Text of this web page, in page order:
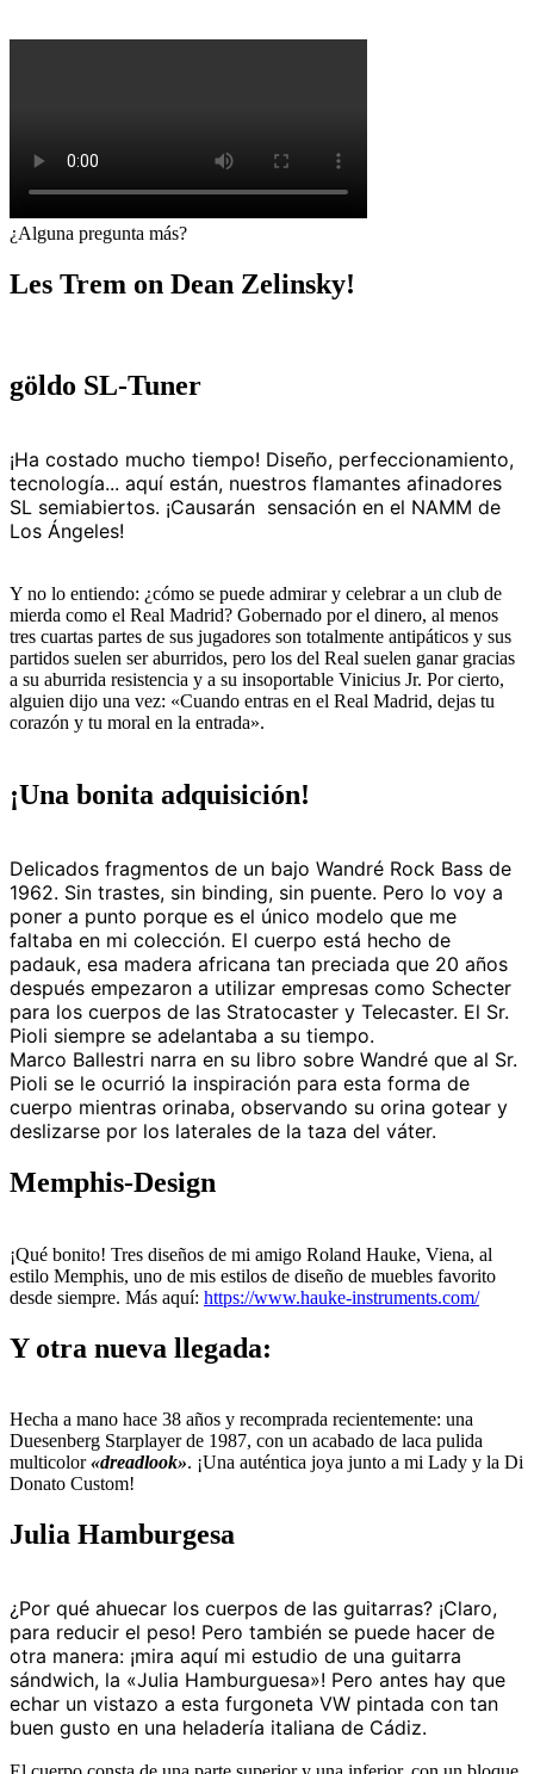
¿Alguna pregunta más?
Les Trem on Dean Zelinsky!
göldo SL-Tuner
¡Ha costado mucho tiempo! Diseño, perfeccionamiento,
tecnología... aquí están, nuestros flamantes afinadores
SL semiabiertos. ¡Causarán sensación en el NAMM de
Los Ángeles!
Y no lo entiendo: ¿cómo se puede admirar y celebrar a un club de
mierda como el Real Madrid? Gobernado por el dinero, al menos
tres cuartas partes de sus jugadores son totalmente antipáticos y sus
partidos suelen ser aburridos, pero los del Real suelen ganar gracias
a su aburrida resistencia y a su insoportable Vinicius Jr. Por cierto,
alguien dijo una vez: «Cuando entras en el Real Madrid, dejas tu
corazón y tu moral en la entrada».
¡Una bonita adquisición!
Delicados fragmentos de un bajo Wandré Rock Bass de
1962. Sin trastes, sin binding, sin puente. Pero lo voy a
poner a punto porque es el único modelo que me
faltaba en mi colección. El cuerpo está hecho de
padauk, esa madera africana tan preciada que 20 años
después empezaron a utilizar empresas como Schecter
para los cuerpos de las Stratocaster y Telecaster. El Sr.
Pioli siempre se adelantaba a su tiempo.
Marco Ballestri narra en su libro sobre Wandré que al Sr.
Pioli se le ocurrió la inspiración para esta forma de
cuerpo mientras orinaba, observando su orina gotear y
deslizarse por los laterales de la taza del váter.
Memphis-Design
¡Qué bonito! Tres diseños de mi amigo Roland Hauke, Viena, al
estilo Memphis, uno de mis estilos de diseño de muebles favorito
desde siempre. Más aquí: https://www.hauke-instruments.com/
Y otra nueva llegada:
Hecha a mano hace 38 años y recomprada recientemente: una
Duesenberg Starplayer de 1987, con un acabado de laca pulida
multicolor«dreadlook». ¡Una auténtica joya junto a mi Lady y la Di
Donato Custom!
Julia Hamburgesa
¿Por qué ahuecar los cuerpos de las guitarras? ¡Claro,
para reducir el peso! Pero también se puede hacer de
otra manera: ¡mira aquí mi estudio de una guitarra
sándwich, la «Julia Hamburguesa»! Pero antes hay que
echar un vistazo a esta furgoneta VW pintada con tan
buen gusto en una heladería italiana de Cádiz.